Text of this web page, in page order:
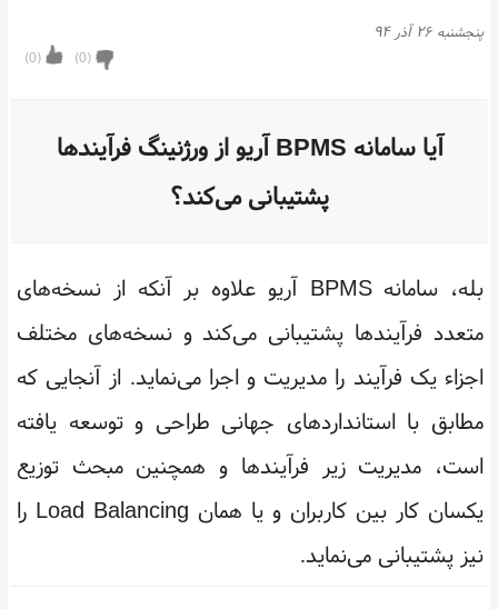
پنجشنبه ۲۶ آذر ۹۴
(
0
) (
0
)
آیا سامانه BPMS آریو از ورژنینگ فرآیندها
پشتیبانی می‌کند؟
بله، سامانه BPMS آریو علاوه بر آنکه از نسخه‌های
متعدد فرآیندها پشتیبانی می‌کند و نسخه‌های مختلف
اجزاء یک فرآیند را مدیریت و اجرا می‌نماید. از آنجایی که
مطابق با استانداردهای جهانی طراحی و توسعه یافته
است، مدیریت زیر فرآیندها و همچنین مبحث توزیع
یکسان کار بین کاربران و یا همان Load Balancing را
نیز پشتیبانی می‌نماید.